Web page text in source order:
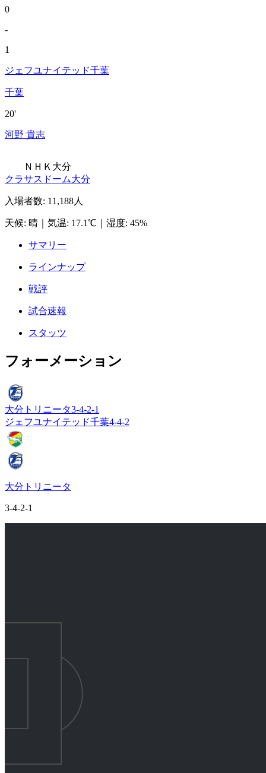
0
-
1
ジェフユナイテッド千葉
千葉
20'
河野 貴志
ＮＨＫ大分
クラサスドーム大分
入場者数: 11,188人
天候: 晴 気温: 17.1℃ 湿度: 45%
サマリー
ラインナップ
戦評
試合速報
スタッツ
フォーメーション
大分トリニータ3-4-2-1
ジェフユナイテッド千葉4-4-2
大分トリニータ
3-4-2-1